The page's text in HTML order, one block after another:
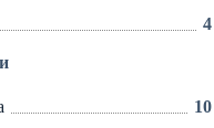
4
10